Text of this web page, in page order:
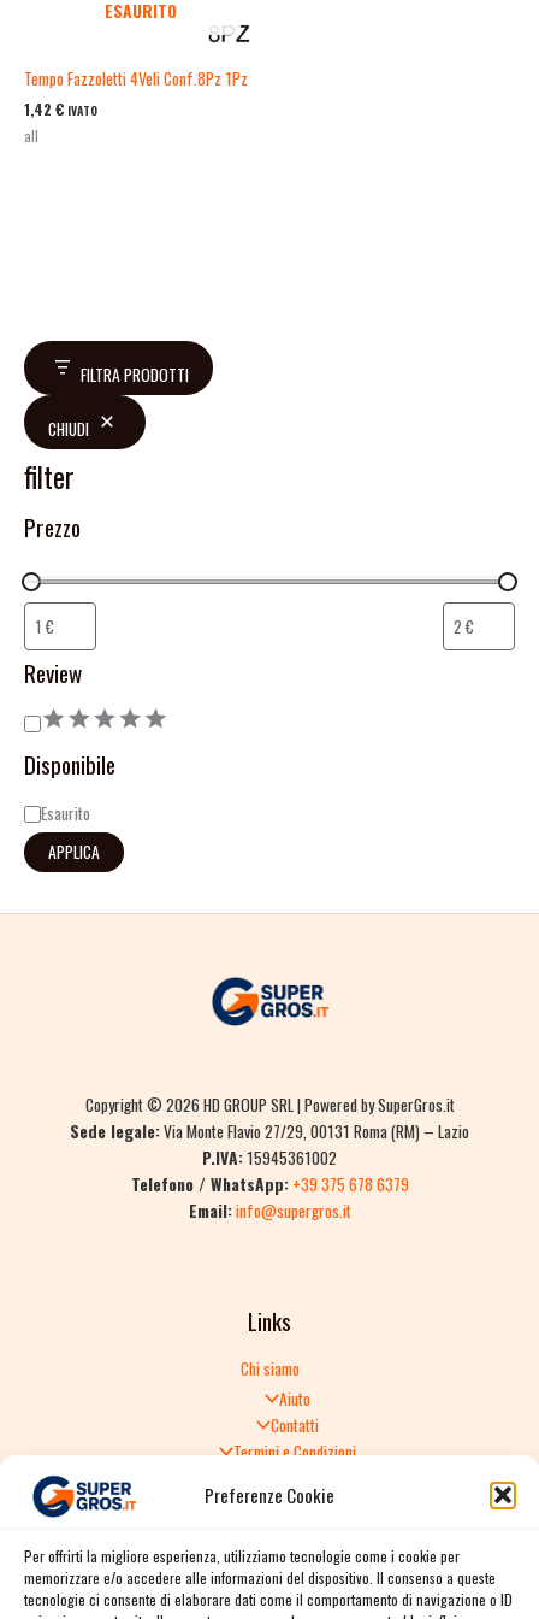
Preferenze Cookie
Per offrirti la migliore esperienza, utilizziamo tecnologie come i cookie per
memorizzare e/o accedere alle informazioni del dispositivo. Il consenso a queste
tecnologie ci consente di elaborare dati come il comportamento di navigazione o ID
FILTRA PRODOTTI
CHIUDI
filter
Prezzo
Review
Disponibile
Esaurito
APPLICA
ESAURITO
Tempo Fazzoletti 4Veli Conf.8Pz 1Pz
1,42 € IVATO
all
Copyright © 2026 HD GROUP SRL | Powered by SuperGros.it
Sede legale:Via Monte Flavio 27/29, 00131 Roma (RM) – Lazio
P.IVA:15945361002
Telefono / WhatsApp: +39 375 678 6379
Email:info@supergros.it
Links
Chi siamo
Aiuto
Contatti
Termini e Condizioni
Politica di Reso
Spedizione e consegna
Informativa sulla Privacy